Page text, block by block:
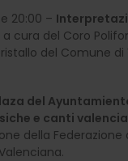
e 20:00 –
a cura del Coro
del Comune di
del
e canti
della Federazione